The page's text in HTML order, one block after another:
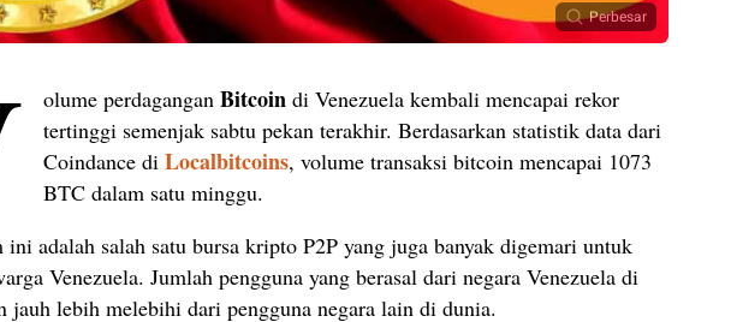
Perbesar
olume perdaganganBitcoin di Venezuela kembali mencapai rekor
tertinggi semenjak sabtu pekan terakhir. Berdasarkan statistik data dari
Coindance diLocalbitcoins, volume transaksi bitcoin mencapai 1073
BTC dalam satu minggu.
adalah salah satu bursa kripto P2P yang juga banyak digemari untuk
Venezuela. Jumlah pengguna yang berasal dari negara Venezuela di
jauh lebih melebihi dari pengguna negara lain di dunia.